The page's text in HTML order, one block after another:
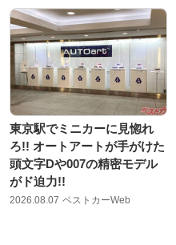
東京駅でミニカーに見惚れ
ろ!! オートアートが手がけた
頭文字Dや007の精密モデル
がド迫力!!
2026.08.07 ベストカーWeb